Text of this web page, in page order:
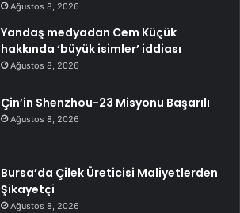
Ağustos 8, 2026
Yandaş medyadan Cem Küçük
hakkında ‘büyük isimler’ iddiası
Ağustos 8, 2026
Çin’in Shenzhou-23 Misyonu Başarılı
Ağustos 8, 2026
Bursa’da Çilek Üreticisi Maliyetlerden
Şikayetçi
Ağustos 8, 2026